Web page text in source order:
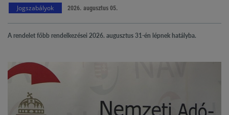
Jogszabályok
2026. augusztus 05.
A rendelet főbb rendelkezései 2026. augusztus 31-én lépnek hatályba.